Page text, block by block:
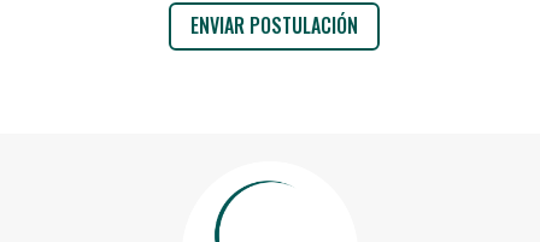
ENVIAR POSTULACIÓN